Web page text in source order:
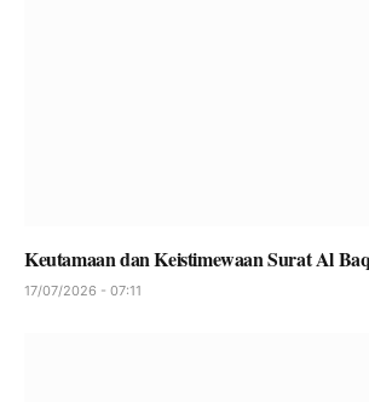
Keutamaan dan Keistimewaan Surat Al
17/07/2026 - 07:11